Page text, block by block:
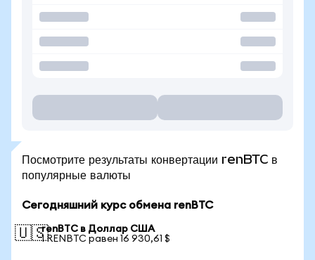
Посмотрите результаты конвертации renBTC в
популярные валюты
Сегодняшний курс обмена renBTC
🇺🇸renBTC в Доллар США
1 RENBTC равен 16 930,61 $